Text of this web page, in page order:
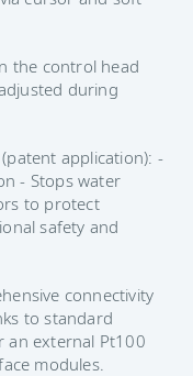
the control head
during
application): -
- Stops water
to protect
safety and
connectivity
to standard
an external Pt100
modules.